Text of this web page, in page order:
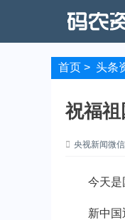
首页 > 头条
祝福
央视新闻微
今天是
新中国